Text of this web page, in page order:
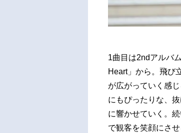
1曲目は2ndアルバ
Heart」から。飛び
が広がっていく感
にもぴったりな、
に響かせていく。
で観客を笑顔にさ